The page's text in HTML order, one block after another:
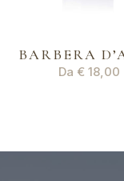
BARBERA
Da € 18,00